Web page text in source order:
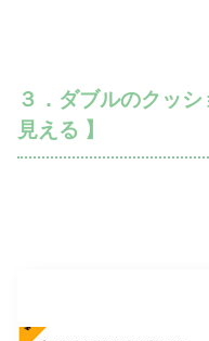
３．ダブルのクッ
見える 】